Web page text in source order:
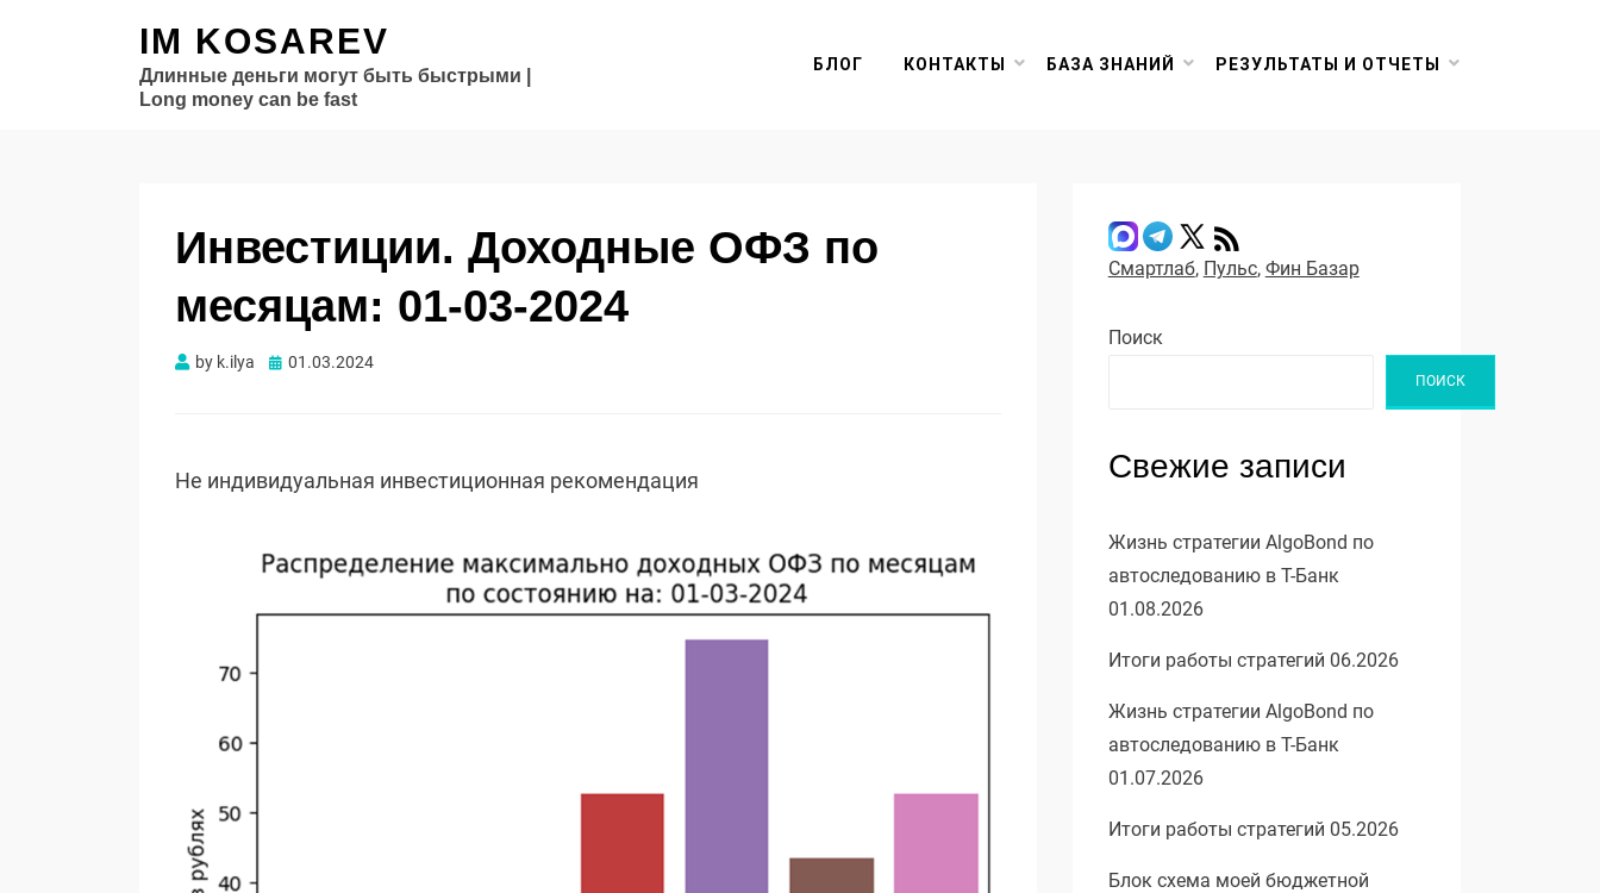
IM KOSAREV
Длинные деньги могут быть быстрыми |
Long money can be fast
БЛОГ КОНТАКТЫ БАЗА ЗНАНИЙ РЕЗУЛЬТАТЫ И ОТЧЕТЫ
Инвестиции. Доходные ОФЗ по
месяцам: 01-03-2024
by k.ilya Опубликовано
01.03.2024
Не индивидуальная инвестиционная рекомендация
Смартлаб, Пульс, Фин Базар
Поиск
ПОИСК
Свежие записи
Жизнь стратегии AlgoBond по
автоследованию в Т-Банк
01.08.2026
Итоги работы стратегий 06.2026
Жизнь стратегии AlgoBond по
автоследованию в Т-Банк
01.07.2026
Итоги работы стратегий 05.2026
Блок схема моей бюджетной